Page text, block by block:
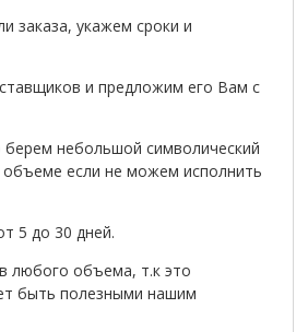
заказа, укажем сроки и
и предложим его Вам с
небольшой символический
если не можем исполнить
5 до 30 дней.
любого объема, т.к это
быть полезными нашим